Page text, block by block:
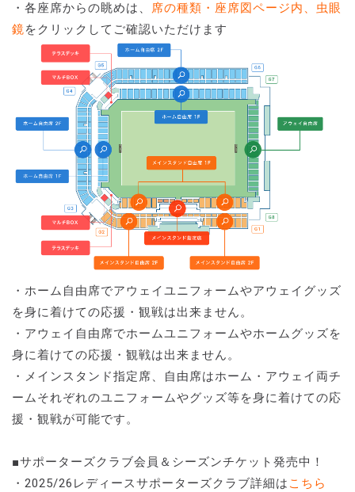
・各座席からの眺めは、 席の種類・座席図ページ内、虫眼
鏡をクリックしてご確認いただけます
・ホーム自由席でアウェイユニフォームやアウェイグッズ
を身に着けての応援・観戦は出来ません。
・アウェイ自由席でホームユニフォームやホームグッズを
身に着けての応援・観戦は出来ません。
・メインスタンド指定席、自由席はホーム・アウェイ両チ
ームそれぞれのユニフォームやグッズ等を身に着けての応
援・観戦が可能です。
■サポーターズクラブ会員＆シーズンチケット発売中！
・2025/26レディースサポーターズクラブ詳細は こちら